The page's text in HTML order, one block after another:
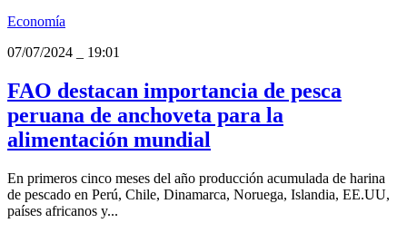
Economía
07/07/2024
19:01
FAO destacan importancia de pesca
peruana de anchoveta para la
alimentación mundial
En primeros cinco meses del año producción acumulada de harina
de pescado en Perú, Chile, Dinamarca, Noruega, Islandia, EE.UU,
países africanos y...